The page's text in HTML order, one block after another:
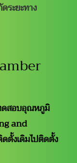
ระยะทาง
ดสอบอุณหภูมิ
and
งเดิมไปติดตั้ง